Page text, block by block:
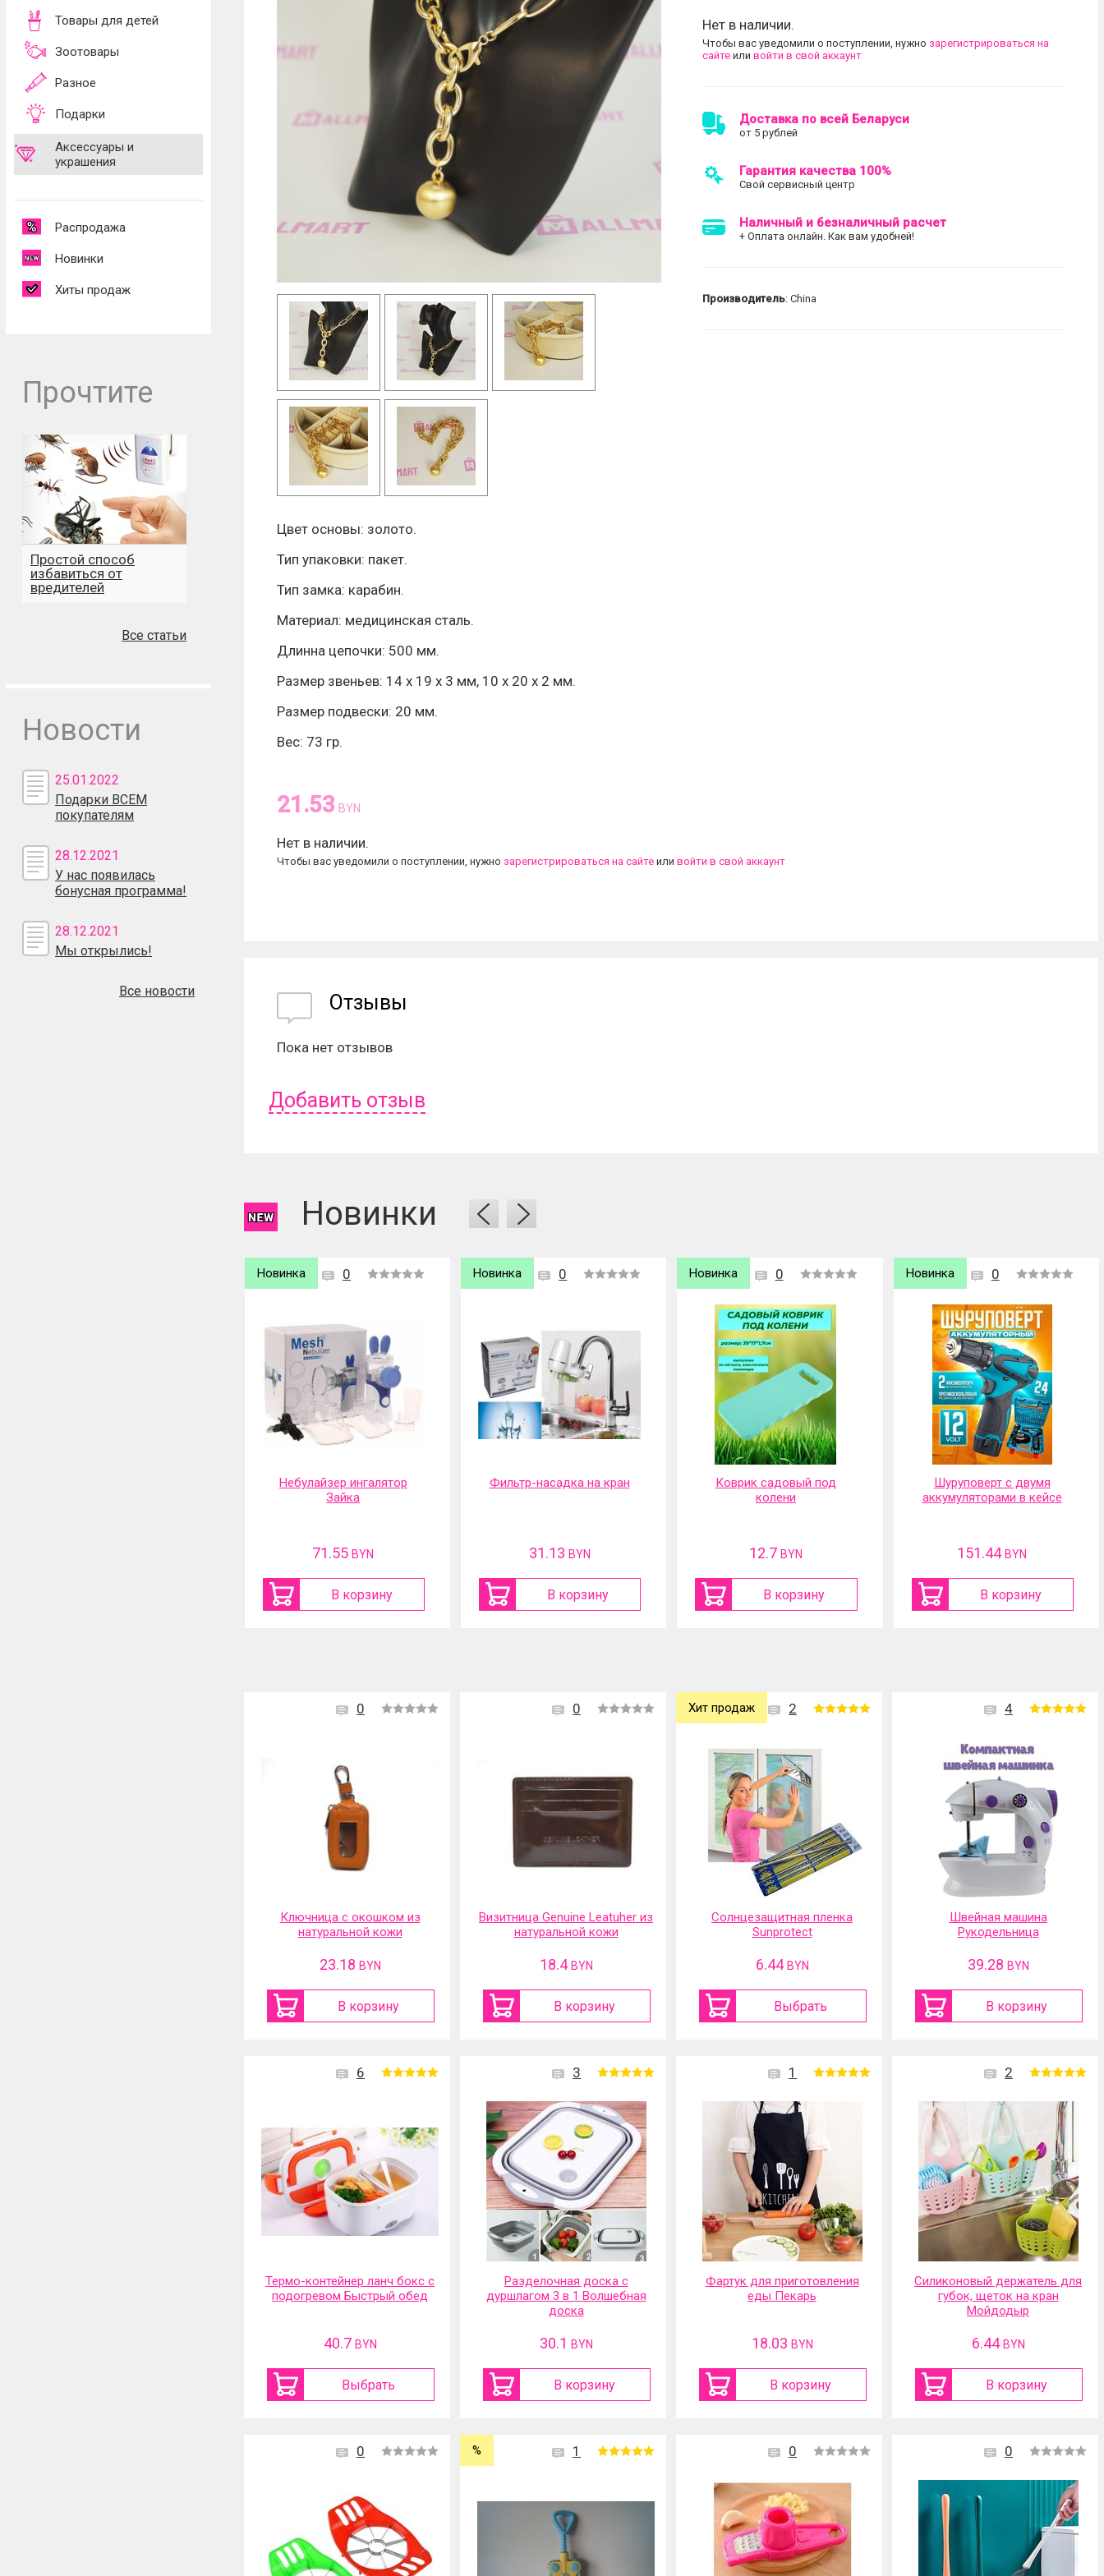
Товары для детей
Зоотовары
Разное
Подарки
Аксессуары и
украшения
Распродажа
Новинки
Хиты продаж
Прочтите
Простой способ
избавиться от
вредителей
Все статьи
Новости
25.01.2022
Подарки ВСЕМ
покупателям
28.12.2021
У нас появилась
бонусная программа!
28.12.2021
Мы открылись!
Все новости
Нет в наличии.
Чтобы вас уведомили о поступлении, нужно зарегистрироваться на
сайтеили войти в свой аккаунт
Доставка по всей Беларуси
от 5 рублей
Гарантия качества 100%
Свой сервисный центр
Наличный и безналичный расчет
+ Оплата онлайн. Как вам удобней!
Производитель: China
Цвет основы: золото.
Тип упаковки: пакет.
Тип замка: карабин.
Материал: медицинская сталь.
Длинна цепочки: 500 мм.
Размер звеньев: 14 х 19 х 3 мм, 10 х 20 х 2 мм.
Размер подвески: 20 мм.
Вес: 73 гр.
21.53 BYN
Нет в наличии.
Чтобы вас уведомили о поступлении, нужно зарегистрироваться на сайте или войти в свой аккаунт
Отзывы
Пока нет отзывов
Добавить отзыв
Новинки
0
Новинка
Фильтр-насадка на кран
31.13 BYN
В корзину
0
Новинка
Коврик садовый под
12.7BYN
В корзину
0
Новинка
Шуруповерт с двумя
аккумуляторами в кейсе
151.44BYN
В корзину
0
Хит продаж
Новинка
Портативная
аккумуляторная мойка
117.01 BYN
В корзину
0
Ключница с окошком из
натуральной кожи
23.18 BYN
В корзину
0
Визитница Genuine Leatuher из
натуральной кожи
18.4 BYN
В корзину
2
Хит продаж
Солнцезащитная пленка
Sunprotect
6.44 BYN
Выбрать
4
Швейная машина
Рукодельница
39.28 BYN
В корзину
6
Термо-контейнер ланч бокс с
подогревом Быстрый обед
40.7 BYN
Выбрать
3
Разделочная доска с
дуршлагом 3 в 1 Волшебная
доска
30.1 BYN
В корзину
1
Фартук для приготовления
еды Пекарь
18.03 BYN
В корзину
2
Силиконовый держатель для
губок, щеток на кран
Мойдодыр
6.44 BYN
В корзину
0 1
% 0 0